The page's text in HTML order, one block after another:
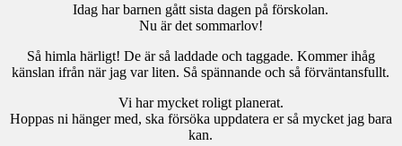
Idag har barnen gått sista dagen på förskolan.
Nu är det sommarlov!
Så himla härligt! De är så laddade och taggade. Kommer ihåg
känslan ifrån när jag var liten. Så spännande och så förväntansfullt.
Vi har mycket roligt planerat.
Hoppas ni hänger med, ska försöka uppdatera er så mycket jag bara
kan.